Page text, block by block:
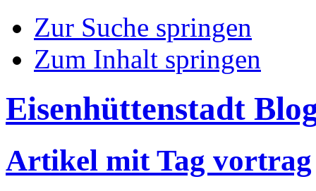
Zur Suche springen
Zum Inhalt springen
Eisenhüttenstadt
Artikel mit Tag vortrag